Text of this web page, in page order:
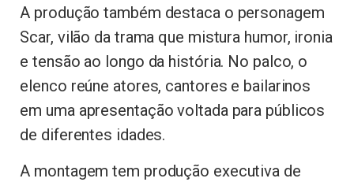
A produção também destaca o personagem
Scar, vilão da trama que mistura humor, ironia
e tensão ao longo da história. No palco, o
elenco reúne atores, cantores e bailarinos
em uma apresentação voltada para públicos
de diferentes idades.
A montagem tem produção executiva de